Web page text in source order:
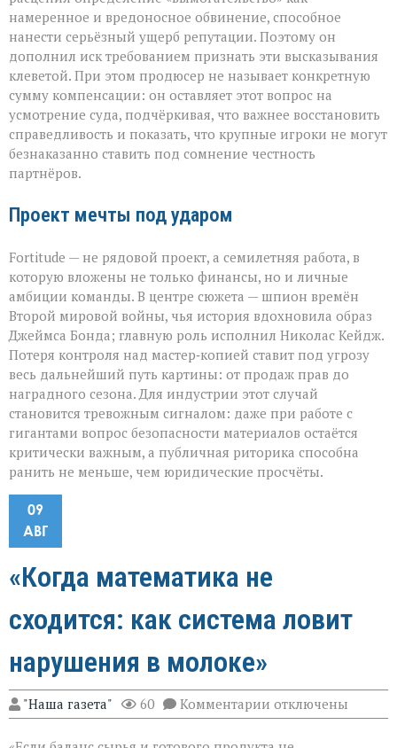
намеренное и вредоносное обвинение, способное
нанести серьёзный ущерб репутации. Поэтому он
дополнил иск требованием признать эти высказывания
клеветой. При этом продюсер не называет конкретную
сумму компенсации: он оставляет этот вопрос на
усмотрение суда, подчёркивая, что важнее восстановить
справедливость и показать, что крупные игроки не могут
безнаказанно ставить под сомнение честность
партнёров.
Проект мечты под ударом
Fortitude — не рядовой проект, а семилетняя работа, в
которую вложены не только финансы, но и личные
амбиции команды. В центре сюжета — шпион времён
Второй мировой войны, чья история вдохновила образ
Джеймса Бонда; главную роль исполнил Николас Кейдж.
Потеря контроля над мастер‑копией ставит под угрозу
весь дальнейший путь картины: от продаж прав до
наградного сезона. Для индустрии этот случай
становится тревожным сигналом: даже при работе с
гигантами вопрос безопасности материалов остаётся
критически важным, а публичная риторика способна
ранить не меньше, чем юридические просчёты.
09
АВГ
«Когда математика не
сходится: как система ловит
нарушения в молоке»
"Наша газета" 60 Комментарии к
записи
отключены